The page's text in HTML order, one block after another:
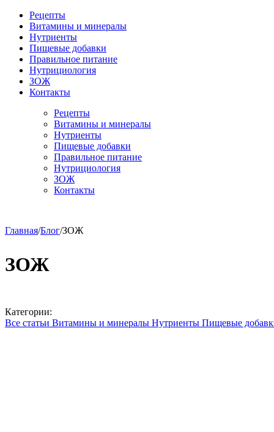
Рецепты
Витамины и минералы
Нутриенты
Пищевые добавки
Правильное питание
Нутрициология
ЗОЖ
Контакты
Рецепты
Витамины и минералы
Нутриенты
Пищевые добавки
Правильное питание
Нутрициология
ЗОЖ
Контакты
Главная/Блог/ЗОЖ
ЗОЖ
Категории:
Все статьи Витамины и минералы Нутриенты Пищевые